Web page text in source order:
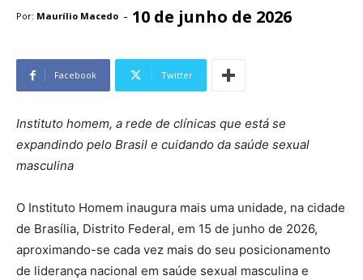
Por: Maurílio Macedo - 10 de junho de 2026
Facebook Twitter
Instituto homem, a rede de clínicas que está se
expandindo pelo Brasil e cuidando da saúde sexual
masculina
O Instituto Homem inaugura mais uma unidade, na cidade
de Brasília, Distrito Federal, em 15 de junho de 2026,
aproximando-se cada vez mais do seu posicionamento
de liderança nacional em saúde sexual masculina e